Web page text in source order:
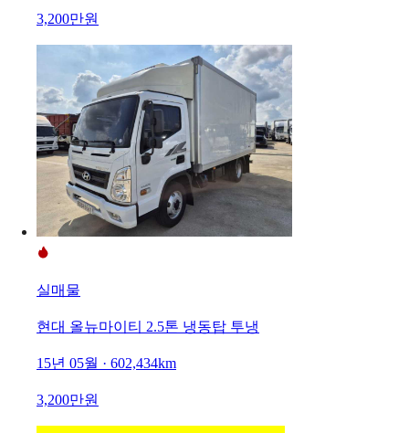
3,200만원
실매물
현대 올뉴마이티 2.5톤 냉동탑 투냉
15년 05월 · 602,434km
3,200만원